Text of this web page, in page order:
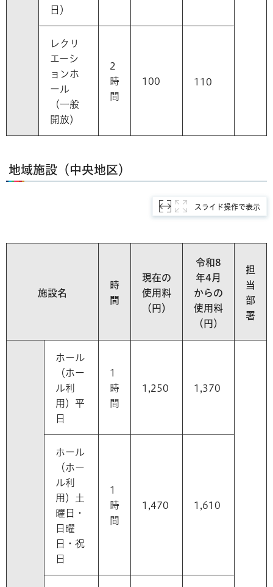
日）
レクリ
エーシ
ョンホ
ール
（一般
開放）
2
時
間
100 110
地域施設（中央地区）
スライド操作で表示
施設名
時
間
現在の
使用料
（円）
令和8
年4月
からの
使用料
（円）
担
当
部
署
ホール
（ホー
ル利
用）平
日
1
時
間
1,250 1,370
ホール
（ホー
ル利
用）土
曜日・
日曜
日・祝
日
1
時
間
1,470 1,610